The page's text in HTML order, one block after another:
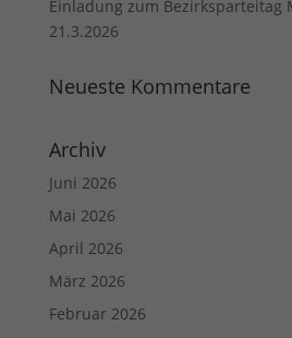
Einladung zum Bezirksparteitag
21.3.2026
Neueste Kommentare
Archiv
Juni 2026
Mai 2026
April 2026
März 2026
Februar 2026